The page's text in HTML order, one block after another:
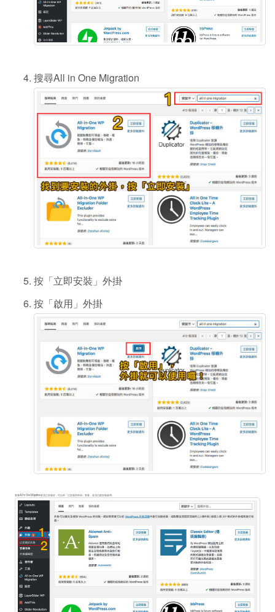
搜尋All in One Migration
按「立即安裝」外掛
按「啟用」外掛
查看All in One Migration是否已安裝好，可以到「已安裝的外掛」查看，是否已經安裝啟用。